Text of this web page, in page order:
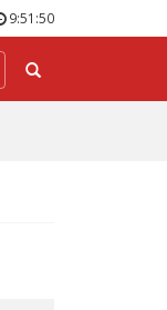
9:51:50
Hľadať